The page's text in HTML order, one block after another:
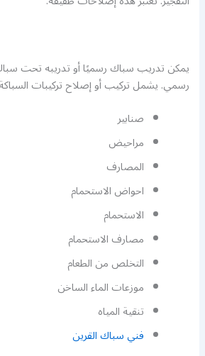
يمكن تدريب سباك رسميًا أو تدريبه تحت
رسمي. يشمل تركيب أو إصلاح تركيبات
صنابير
مراحيض
المصارف
احواض الاستحمام
الاستحمام
مصارف الاستحمام
التخلص من الطعام
موزعات الماء الساخن
تنقية المياه
فني سباك القرين